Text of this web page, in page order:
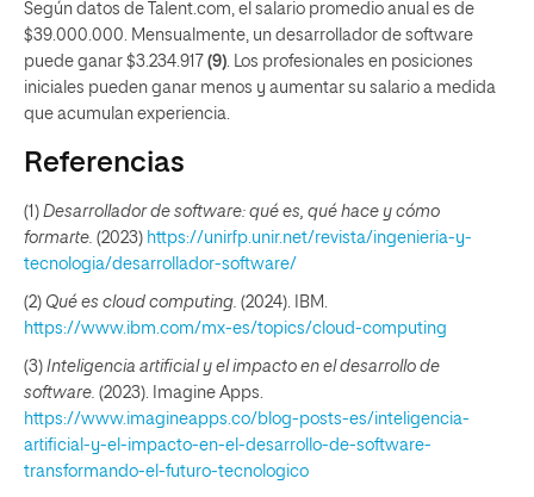
Según datos de Talent.com, el salario promedio anual es de
$39.000.000. Mensualmente, un desarrollador de software
puede ganar $3.234.917 (9). Los profesionales en posiciones
iniciales pueden ganar menos y aumentar su salario a medida
que acumulan experiencia.
Referencias
(1) Desarrollador de software: qué es, qué hace y cómo
formarte. (2023) https://unirfp.unir.net/revista/ingenieria-y-
tecnologia/desarrollador-software/
(2) Qué es cloud computing. (2024). IBM.
https://www.ibm.com/mx-es/topics/cloud-computing
(3) Inteligencia artificial y el impacto en el desarrollo de
software. (2023). Imagine Apps.
https://www.imagineapps.co/blog-posts-es/inteligencia-
artificial-y-el-impacto-en-el-desarrollo-de-software-
transformando-el-futuro-tecnologico